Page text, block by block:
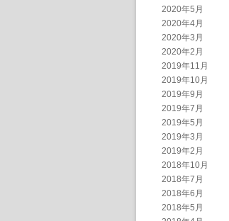
2020年5月
2020年4月
2020年3月
2020年2月
2019年11月
2019年10月
2019年9月
2019年7月
2019年5月
2019年3月
2019年2月
2018年10月
2018年7月
2018年6月
2018年5月